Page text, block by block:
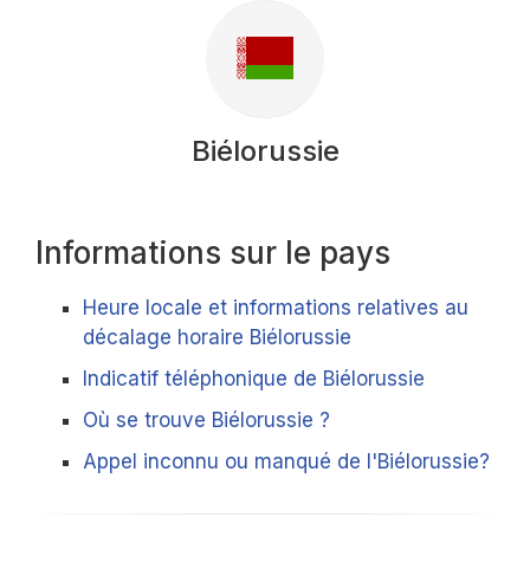
Biélorussie
Informations sur le pays
Heure locale et informations relatives au
décalage horaire Biélorussie
Indicatif téléphonique de Biélorussie
Où se trouve Biélorussie ?
Appel inconnu ou manqué de l'Biélorussie?